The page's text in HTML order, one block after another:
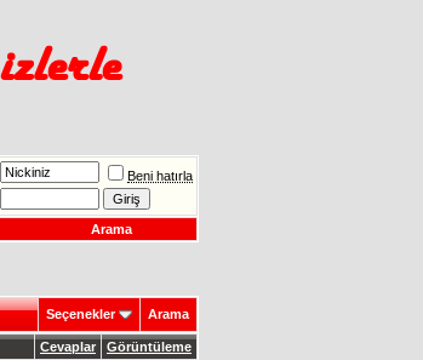
Beni hatırla
Arama
Seçenekler Arama
Cevaplar Görüntüleme